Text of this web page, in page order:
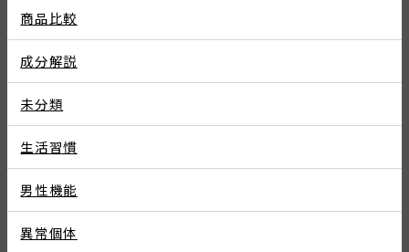
商品比較
成分解説
未分類
生活習慣
男性機能
異常個体